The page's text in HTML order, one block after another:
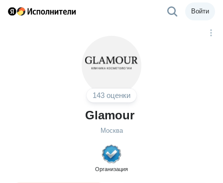
Войти
143 оценки
Glamour
Москва
Организация